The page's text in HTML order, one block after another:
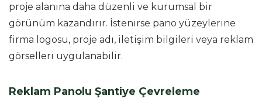
proje alanına daha düzenli ve kurumsal bir
görünüm kazandırır. İstenirse pano yüzeylerine
firma logosu, proje adı, iletişim bilgileri veya reklam
görselleri uygulanabilir.
Reklam Panolu Şantiye Çevreleme